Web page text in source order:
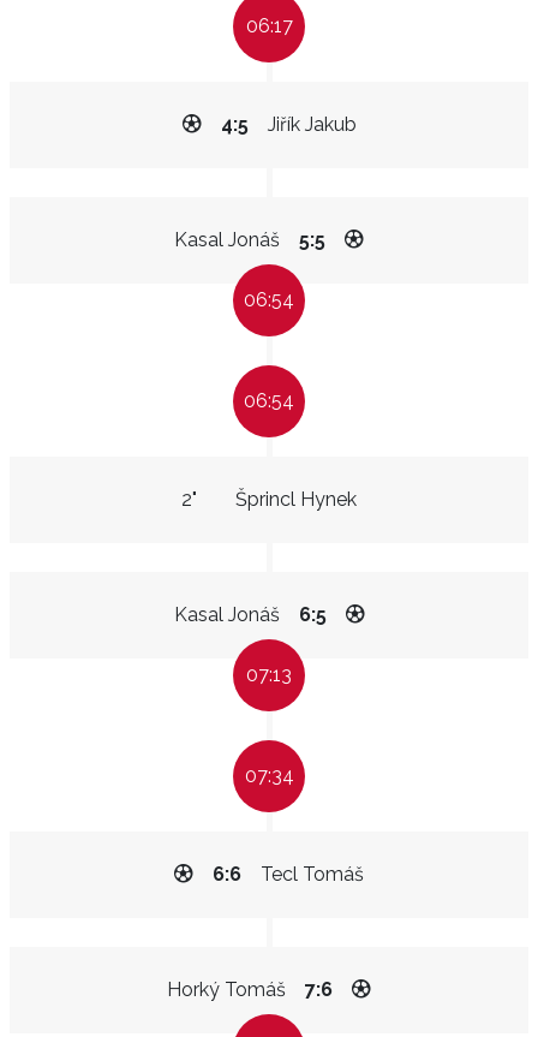
06:17
Jiřík Jakub
4:5
Kasal Jonáš 5:5
06:54
06:54
Šprincl Hynek
2"
Kasal Jonáš 6:5
07:13
07:34
Tecl Tomáš
6:6
Horký Tomáš 7:6